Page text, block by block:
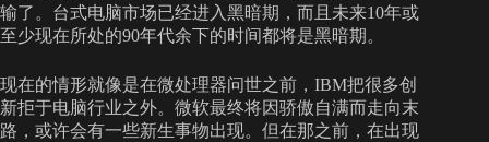
输了。台式电脑市场已经进入黑暗期，而且未来10年或
至少现在所处的90年代余下的时间都将是黑暗期。
现在的情形就像是在微处理器问世之前，IBM把很多创
新拒于电脑行业之外。微软最终将因骄傲自满而走向末
路，或许会有一些新生事物出现。但在那之前，在出现